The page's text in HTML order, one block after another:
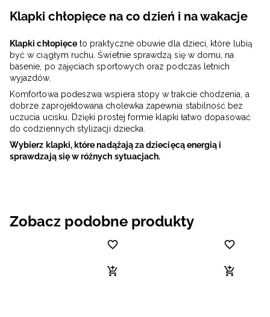
Klapki chłopięce na co dzień i na wakacje
Klapki chłopięce to praktyczne obuwie dla dzieci, które lubią
być w ciągłym ruchu. Świetnie sprawdzą się w domu, na
basenie, po zajęciach sportowych oraz podczas letnich
wyjazdów.
Komfortowa podeszwa wspiera stopy w trakcie chodzenia, a
dobrze zaprojektowana cholewka zapewnia stabilność bez
uczucia ucisku. Dzięki prostej formie klapki łatwo dopasować
do codziennych stylizacji dziecka.
Wybierz klapki, które nadążają za dziecięcą energią i
sprawdzają się w różnych sytuacjach.
Zobacz podobne produkty